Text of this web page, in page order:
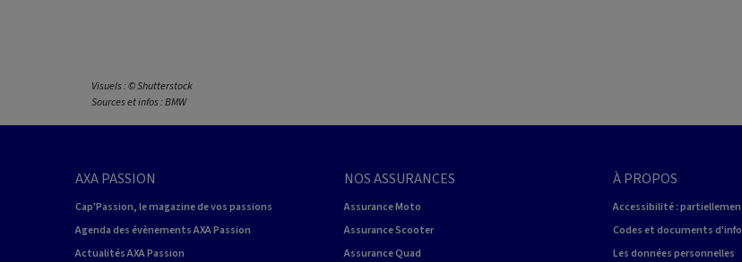
Visuels : © Shutterstock
Sources et infos : BMW
AXA PASSION
Cap'Passion, le magazine de vos passions
Agenda des évènements AXA Passion
Actualités AXA Passion
NOS ASSURANCES
Assurance Moto
Assurance Scooter
Assurance Quad
À PROPOS
Accessibilité :
Codes et documents
Les données personnelles